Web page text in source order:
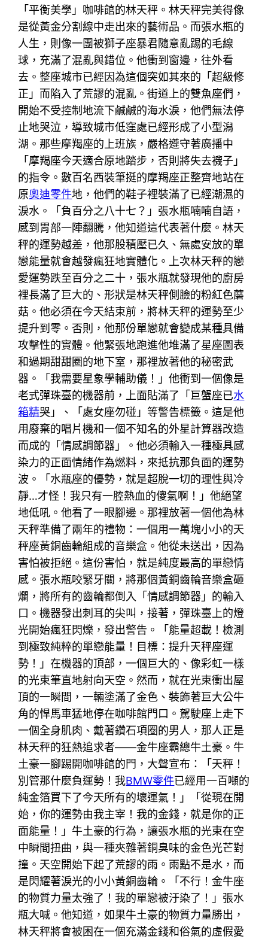
「平衡美學」咖啡館的林天秤。林天秤完美得像
是從黃金分割線中走出來的藝術品。而張水瓶的
人生，則像一團被獅子座暴君隨意亂踢的毛線
球，充滿了混亂與錯位。他衝到窗邊，往外看
去。整座城市已經因為這個突如其來的「超級修
正」而陷入了荒謬的混亂。街道上的雙魚座們，
開始不受控制地流下鹹鹹的海水淚，他們無法停
止地哭泣，導致城市低窪處已經形成了小型潟
湖。那些摩羯座的上班族，嚴格遵守著廣播中
「摩羯座今天適合原地踏步，否則將失去襪子」
的指令。數百名西裝筆挺的摩羯座正整齊地站在
原奧迪零件地，他們的鞋子裡裝滿了已經潮濕的
淚水。「負百分之八十七？」張水瓶喃喃自語，
感到胃部一陣翻騰，他知道這代表著什麼。林天
秤的運勢越差，他那股積壓已久、無處安放的單
戀能量就會越發瘋狂地實體化。上次林天秤的戀
愛運勢跌至百分之二十，張水瓶就發現他的廚房
裡長滿了巨大的、形狀是林天秤側臉的粉紅色蘑
菇。他必須在今天結束前，將林天秤的運勢至少
提升到零。否則，他那份單戀就會變成某種具備
攻擊性的實體。他緊張地跑進他堆滿了星座圖表
和過期甜甜圈的地下室，那裡放著他的秘密武
器。「我需要星象學輔助儀！」他衝到一個像是
老式彈珠臺的機器前，上面貼滿了「巨蟹座已水
箱精哭」、「處女座勿碰」等警告標籤。這是他
用廢棄的唱片機和一個不知名的外星計算器改造
而成的「情感調節器」。他必須輸入一種極具感
染力的正面情緒作為燃料，來抵抗那負面的運勢
波。「水瓶座的優勢，就是超脫一切的理性與冷
靜…才怪！我只有一腔熱血的傻氣啊！」他絕望
地低吼。他看了一眼腳邊。那裡放著一個他為林
天秤準備了兩年的禮物：一個用一萬塊小小的天
秤座黃銅齒輪組成的音樂盒。他從未送出，因為
害怕被拒絕。這份害怕，就是純度最高的單戀情
感。張水瓶咬緊牙關，將那個黃銅齒輪音樂盒砸
爛，將所有的齒輪都倒入「情感調節器」的輸入
口。機器發出刺耳的尖叫，接著，彈珠臺上的燈
光開始瘋狂閃爍，發出警告。「能量超載！檢測
到極致純粹的單戀能量！目標：提升天秤座運
勢！」在機器的頂部，一個巨大的、像彩虹一樣
的光束筆直地射向天空。然而，就在光束衝出屋
頂的一瞬間，一輛塗滿了金色、裝飾著巨大公牛
角的悍馬車猛地停在咖啡館門口。駕駛座上走下
一個全身肌肉、戴著鑽石項圈的男人，那人正是
林天秤的狂熱追求者——金牛座霸總牛土豪。牛
土豪一腳踢開咖啡館的門，大聲宣布：「天秤！
別管那什麼負運勢！我BMW零件已經用一百噸的
純金箔買下了今天所有的壞運氣！」「從現在開
始，你的運勢由我主宰！我的金錢，就是你的正
面能量！」牛土豪的行為，讓張水瓶的光束在空
中瞬間扭曲，與一種夾雜著銅臭味的金色光芒對
撞。天空開始下起了荒謬的雨。雨點不是水，而
是閃耀著淚光的小小黃銅齒輪。「不行！金牛座
的物質力量太強了！我的單戀被汙染了！」張水
瓶大喊。他知道，如果牛土豪的物質力量勝出，
林天秤將會被困在一個充滿金錢和俗氣的虛假愛